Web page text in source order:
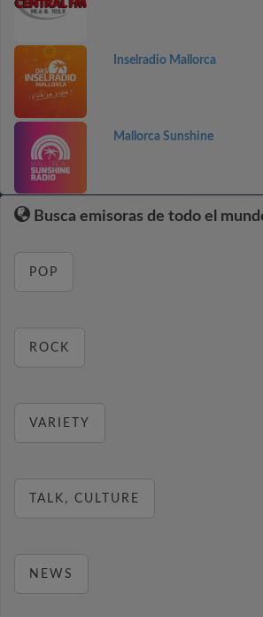
Inselradio Mallorca
Mallorca Sunshine
Busca emisoras de todo el
POP
ROCK
VARIETY
TALK, CULTURE
NEWS